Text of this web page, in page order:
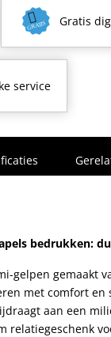
Gratis
service
bedrukken:
gelpen gemaakt
met comfort
aan een
relatiegeschenk